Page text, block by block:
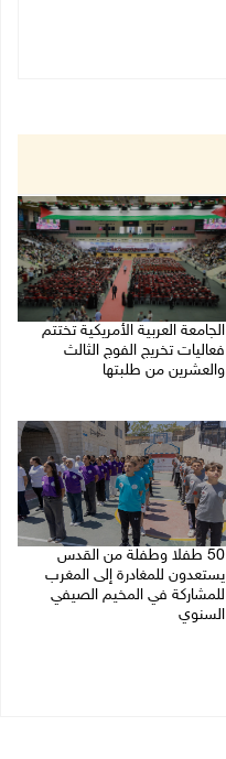
الجامعة العربية الأمريكية تختتم
فعاليات تخريج الفوج الثالث
والعشرين من طلبتها
50 طفلا وطفلة من القدس
يستعدون للمغادرة إلى المغرب
للمشاركة في المخيم الصيفي
السنوي